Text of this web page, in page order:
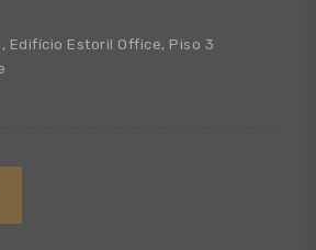
Edifício Estoril Office, Piso 3